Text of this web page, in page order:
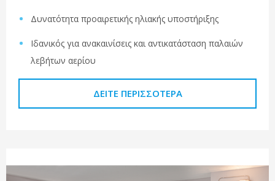
Δυνατότητα προαιρετικής ηλιακής υποστήριξης
Ιδανικός για ανακαινίσεις και αντικατάσταση παλαιών
λεβήτων αερίου
ΔΕΊΤΕ ΠΕΡΙΣΣΌΤΕΡΑ